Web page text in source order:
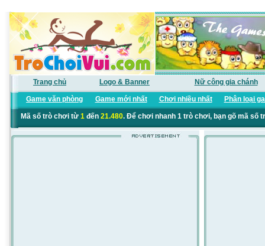
Trang chủ Logo & Banner Nữ công gia chánh
Game văn phòng Game mới nhất Chơi nhiều nhất Phân loại
Mã số trò chơi từ 1đến 21.480. Để chơi nhanh 1 trò chơi, bạn gõ mã số